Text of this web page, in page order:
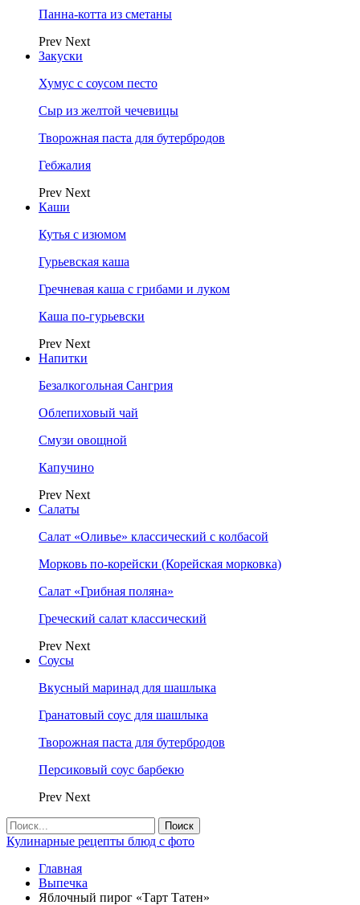
Панна-котта из сметаны
Prev Next
Закуски
Хумус с соусом песто
Сыр из желтой чечевицы
Творожная паста для бутербродов
Гебжалия
Prev Next
Каши
Кутья с изюмом
Гурьевская каша
Гречневая каша с грибами и луком
Каша по-гурьевски
Prev Next
Напитки
Безалкогольная Сангрия
Облепиховый чай
Смузи овощной
Капучино
Prev Next
Салаты
Салат «Оливье» классический с колбасой
Морковь по-корейски (Корейская морковка)
Салат «Грибная поляна»
Греческий салат классический
Prev Next
Соусы
Вкусный маринад для шашлыка
Гранатовый соус для шашлыка
Творожная паста для бутербродов
Персиковый соус барбекю
Prev Next
Кулинарные рецепты блюд с фото
Главная
Выпечка
Яблочный пирог «Тарт Татен»